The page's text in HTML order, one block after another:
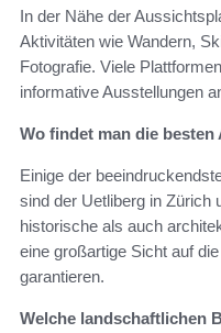
In der Nähe der
Aktivitäten wie Wandern,
Fotografie. Viele
informative Ausstellungen
Wo findet man die
Einige der
sind der Uetliberg in Zürich
historische als auch
eine großartige Sicht auf
garantieren.
Welche landschaftlichen